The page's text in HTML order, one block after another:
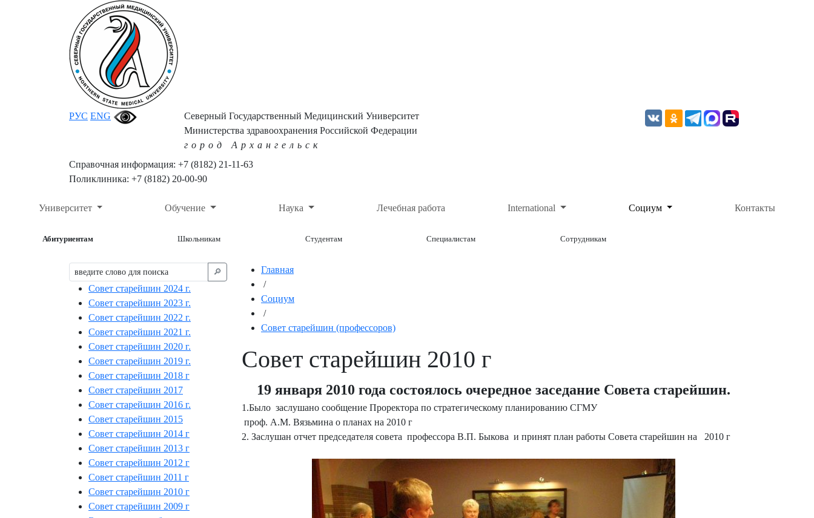
РУС ENG
Северный Государственный Медицинский Университет
Министерства здравоохранения Российской Федерации
город Архангельск
Справочная информация: +7 (8182) 21-11-63
Поликлиника: +7 (8182) 20-00-90
Университет Обучение Наука Лечебная работа International Социум Контакты
Абитуриентам Школьникам Студентам Специалистам Сотрудникам
🔎︎
Совет старейшин 2024 г.
Совет старейшин 2023 г.
Совет старейшин 2022 г.
Совет старейшин 2021 г.
Совет старейшин 2020 г.
Совет старейшин 2019 г.
Совет старейшин 2018 г
Совет старейшин 2017
Совет старейшин 2016 г.
Совет старейшин 2015
Совет старейшин 2014 г
Совет старейшин 2013 г
Совет старейшин 2012 г
Совет старейшин 2011 г
Совет старейшин 2010 г
Совет старейшин 2009 г
Главная
/
Социум
/
Совет старейшин (профессоров)
Совет старейшин 2010 г
19 января 2010 года состоялось очередное заседание Совета старейшин.
1.Было заслушано сообщение Проректора по стратегическому планированию СГМУ
проф. А.М. Вязьмина о планах на 2010 г
2. Заслушан отчет председателя совета профессора В.П. Быкова и принят план работы Совета старейшин на 2010 г